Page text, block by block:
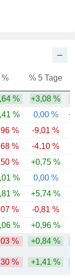
% % 5 Tage
% +3,08 %
% 0,00 %
% -9,01 %
% -4,10 %
% +0,75 %
% 0,00 %
% +5,74 %
% -0,81 %
% +0,96 %
% +0,84 %
% +1,41 %